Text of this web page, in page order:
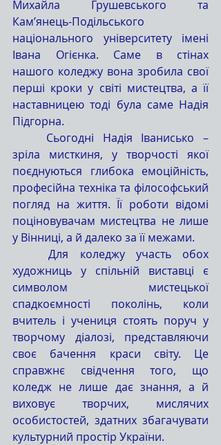
Михайла Грушевського та
Кам’янець-Подільського
національного університету імені
Івана Огієнка. Саме в стінах
нашого коледжу вона зробила свої
перші кроки у світі мистецтва, а її
наставницею тоді була саме Надія
Підгорна.
зріла мисткиня, у творчості якої
поєднуються глибока емоційність,
професійна техніка та філософський
погляд на життя. Її роботи відомі
поціновувачам мистецтва не лише
у Вінниці, а й далеко за її межами.
	Для коледжу участь обох
художниць у спільній виставці є
символом мистецької
спадкоємності поколінь, коли
вчитель і учениця стоять поруч у
творчому діалозі, представляючи
своє бачення краси світу. Це
справжнє свідчення того, що
коледж не лише дає знання, а й
виховує творчих, мислячих
особистостей, здатних збагачувати
культурний простір України.